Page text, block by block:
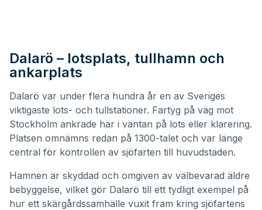
Dalarö – lotsplats, tullhamn och
ankarplats
Dalarö var under flera hundra år en av Sveriges
viktigaste lots- och tullstationer. Fartyg på väg mot
Stockholm ankrade här i väntan på lots eller klarering.
Platsen omnämns redan på 1300-talet och var länge
central för kontrollen av sjöfarten till huvudstaden.
Hamnen är skyddad och omgiven av välbevarad äldre
bebyggelse, vilket gör Dalarö till ett tydligt exempel på
hur ett skärgårdssamhälle vuxit fram kring sjöfartens